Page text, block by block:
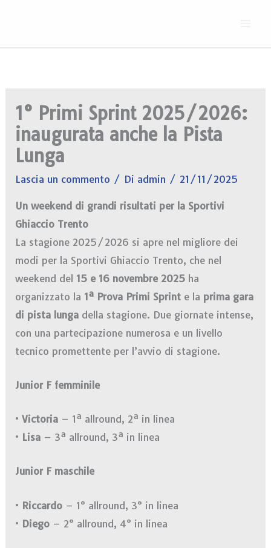
1° Primi Sprint 2025/2026:
inaugurata anche la Pista
Lunga
Lascia un commento / Di admin / 21/11/2025
Un weekend di grandi risultati per la Sportivi
Ghiaccio Trento
La stagione 2025/2026 si apre nel migliore dei
modi per la Sportivi Ghiaccio Trento, che nel
weekend del 15 e 16 novembre 2025 ha
organizzato la 1ª Prova Primi Sprint e la prima gara
di pista lunga della stagione. Due giornate intense,
con una partecipazione numerosa e un livello
tecnico promettente per l’avvio di stagione.
Junior F femminile
•Victoria – 1ª allround, 2ª in linea
• Lisa – 3ª allround, 3ª in linea
Junior F maschile
• Riccardo – 1° allround, 3° in linea
• Diego – 2° allround, 4° in linea